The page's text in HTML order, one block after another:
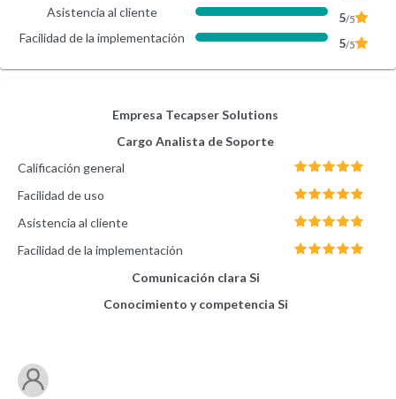
Asistencia al cliente 5/5
Facilidad de la implementación 5/5
Empresa Tecapser Solutions
Cargo Analista de Soporte
Calificación general
Facilidad de uso
Asistencia al cliente
Facilidad de la implementación
Comunicación clara Si
Conocimiento y competencia Si